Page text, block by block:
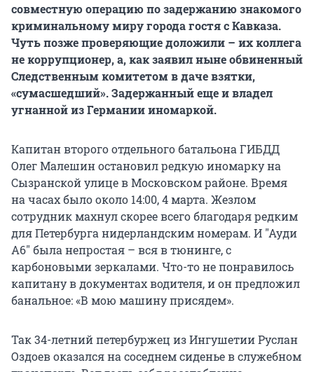
совместную операцию по задержанию знакомого
криминальному миру города гостя с Кавказа.
Чуть позже проверяющие доложили – их коллега
не коррупционер, а, как заявил ныне обвиненный
Следственным комитетом в даче взятки,
«сумасшедший». Задержанный еще и владел
угнанной из Германии иномаркой.
Капитан второго отдельного батальона ГИБДД
Олег Малешин остановил редкую иномарку на
Сызранской улице в Московском районе. Время
на часах было около 14:00, 4 марта. Жезлом
сотрудник махнул скорее всего благодаря редким
для Петербурга нидерландским номерам. И "Ауди
А6" была непростая – вся в тюнинге, с
карбоновыми зеркалами. Что-то не понравилось
капитану в документах водителя, и он предложил
банальное: «В мою машину присядем».
Так 34-летний петербуржец из Ингушетии Руслан
Оздоев оказался на соседнем сиденье в служебном